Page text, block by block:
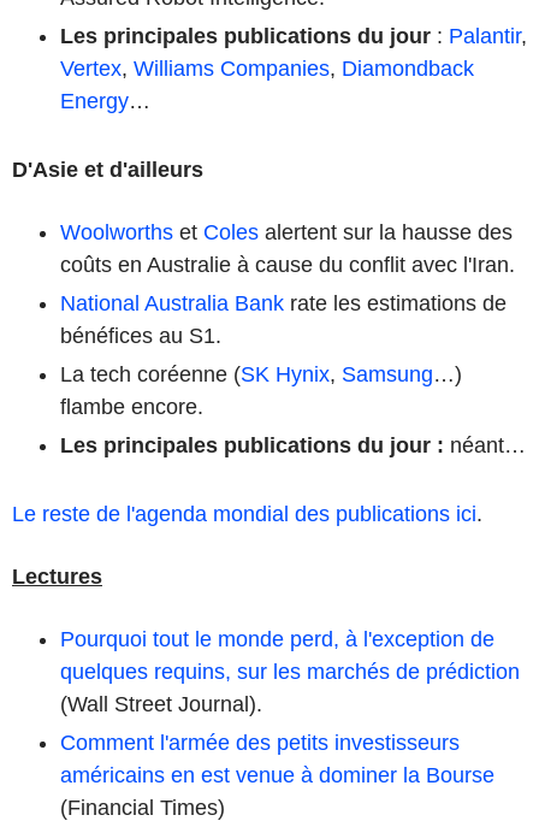
Les principales publications du jour : Palantir,
Vertex, Williams Companies, Diamondback
Energy…
D'Asie et d'ailleurs
Woolworths et Coles alertent sur la hausse des
coûts en Australie à cause du conflit avec l'Iran.
National Australia Bank rate les estimations de
bénéfices au S1.
La tech coréenne (SK Hynix, Samsung…)
flambe encore.
Les principales publications du jour : néant…
Le reste de l'agenda mondial des publications ici.
Lectures
Pourquoi tout le monde perd, à l'exception de
quelques requins, sur les marchés de prédiction
(Wall Street Journal).
Comment l'armée des petits investisseurs
américains en est venue à dominer la Bourse
(Financial Times)